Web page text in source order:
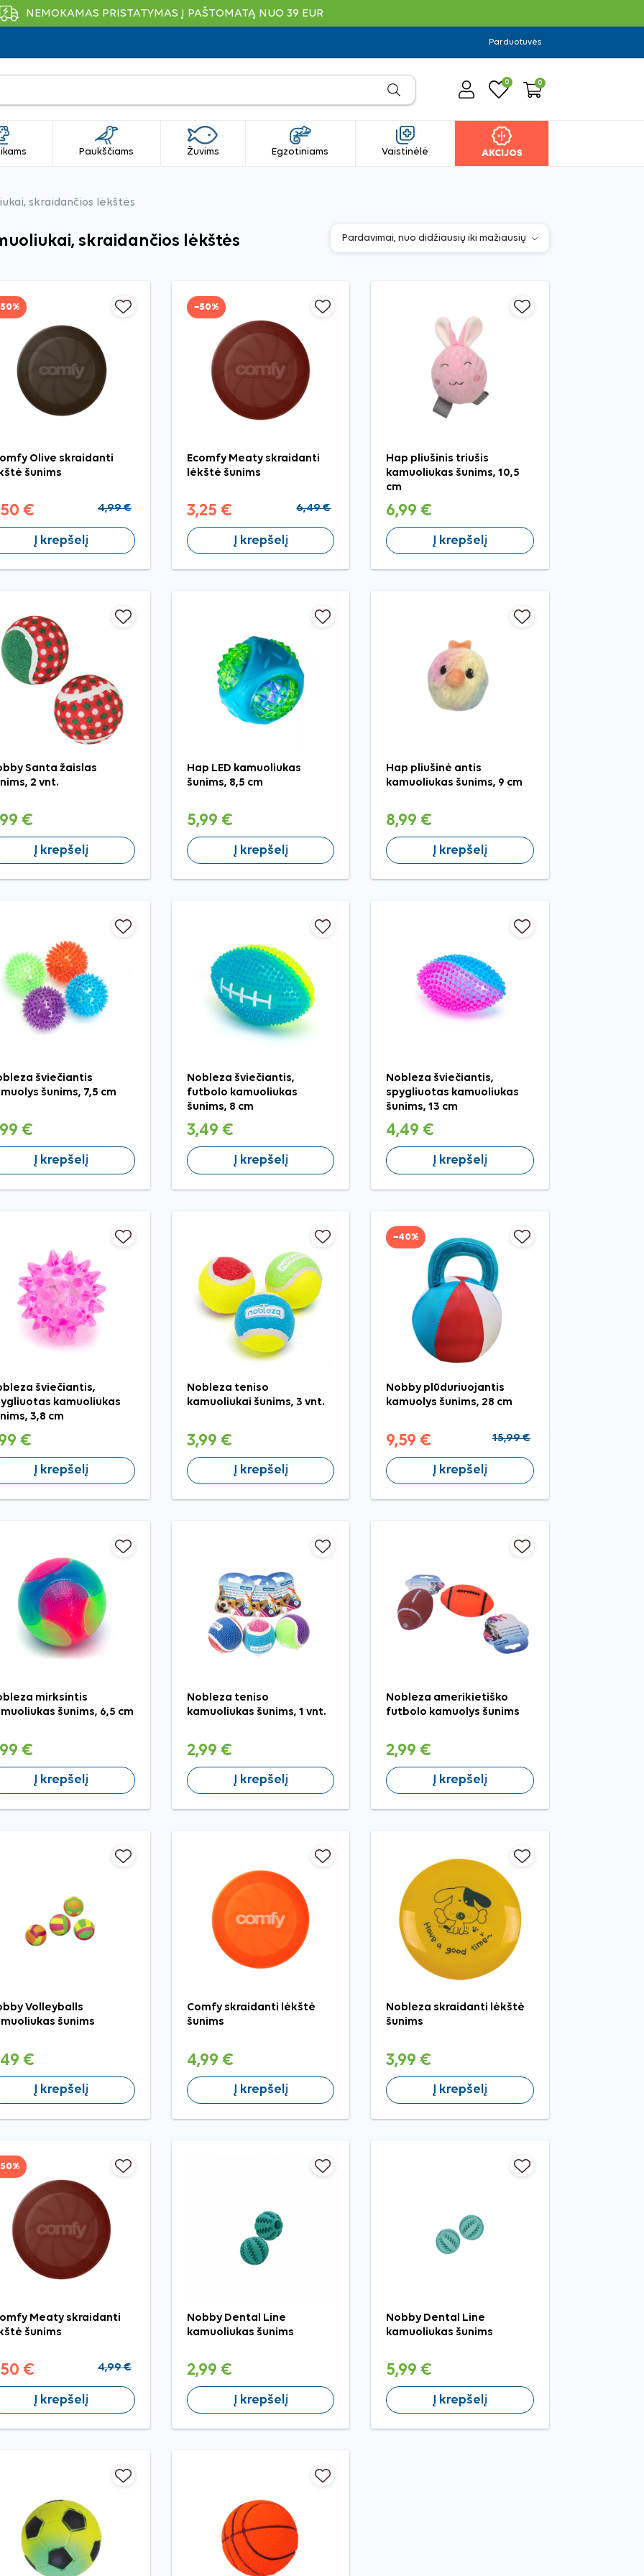
NEMOKAMAS PRISTATYMAS Į PAŠTOMATĄ NUO 39 EUR
Parduotuvės
0 0
Paukščiams Žuvims Egzotiniams Vaistinėlė AKCIJOS
skraidančios lėkštės
skraidančios lėkštės
Olive skraidanti
šunims
€ 4,99 €
Į krepšelį
−50%
Ecomfy Meaty skraidanti
lėkštė šunims
3,25 € 6,49 €
Į krepšelį
Hap pliušinis triušis
kamuoliukas šunims, 10,5
cm
6,99 €
Į krepšelį
Santa žaislas
2 vnt.
€
Į krepšelį
Hap LED kamuoliukas
šunims, 8,5 cm
5,99 €
Į krepšelį
Hap pliušinė antis
kamuoliukas šunims, 9 cm
8,99 €
Į krepšelį
šviečiantis
šunims, 7,5 cm
€
Į krepšelį
Nobleza šviečiantis,
futbolo kamuoliukas
šunims, 8 cm
3,49 €
Į krepšelį
Nobleza šviečiantis,
spygliuotas kamuoliukas
šunims, 13 cm
4,49 €
Į krepšelį
šviečiantis,
kamuoliukas
3,8 cm
€
Į krepšelį
Nobleza teniso
kamuoliukai šunims, 3 vnt.
3,99 €
Į krepšelį
−40%
Nobby plūduriuojantis
kamuolys šunims, 28 cm
9,59 € 15,99 €
Į krepšelį
mirksintis
šunims, 6,5 cm
€
Į krepšelį
Nobleza teniso
kamuoliukas šunims, 1 vnt.
2,99 €
Į krepšelį
Nobleza amerikietiško
futbolo kamuolys šunims
2,99 €
Į krepšelį
Volleyballs
šunims
€
Į krepšelį
Comfy skraidanti lėkštė
šunims
4,99 €
Į krepšelį
Nobleza skraidanti lėkštė
šunims
3,99 €
Į krepšelį
Meaty skraidanti
šunims
€ 4,99 €
Į krepšelį
Nobby Dental Line
kamuoliukas šunims
2,99 €
Į krepšelį
Nobby Dental Line
kamuoliukas šunims
5,99 €
Į krepšelį